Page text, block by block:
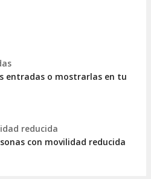
entradas o mostrarlas en tu
reducida
con movilidad reducida